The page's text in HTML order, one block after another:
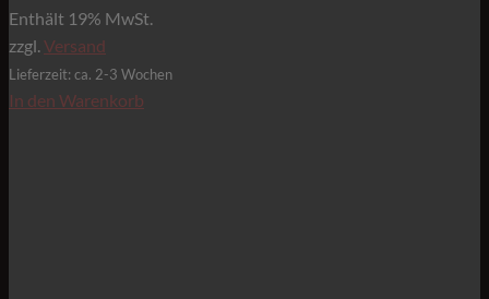
Enthält 19% MwSt.
zzgl.Versand
Lieferzeit: ca. 2-3 Wochen
In den Warenkorb